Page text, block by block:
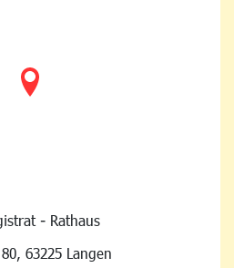
- Rathaus
Navigation
, 63225 Langen